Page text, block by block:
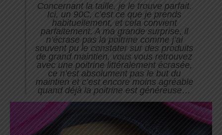
Concernant la taille, je le trouve parfait.
Ici, un 90C, c’est ce que je prends
habituellement, et cela convient
parfaitement. A ma grande surprise, il
n’écrase pas la poitrine comme j’ai
souvent pu le constater sur des produits
de grand maintien, vous vous retrouvez
avec une poitrine littéralement écrasée,
ce n’est absolument pas le but du
maintien et c’est encore moins agréable
quand déjà la poitrine est généreuse…